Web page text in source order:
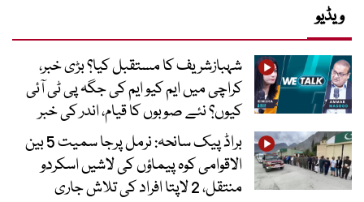
ویڈیو
شہبازشریف کا مستقبل کیا؟ بڑی خبر،
کراچی میں ایم کیو ایم کی جگہ پی ٹی آئی
کیوں؟ نئے صوبوں کا قیام، اندر کی خبر
براڈ پیک سانحہ: نرمل پرجا سمیت 5 بین
الاقوامی کوہ پیماؤں کی لاشیں اسکردو
منتقل، 2 لاپتا افراد کی تلاش جاری